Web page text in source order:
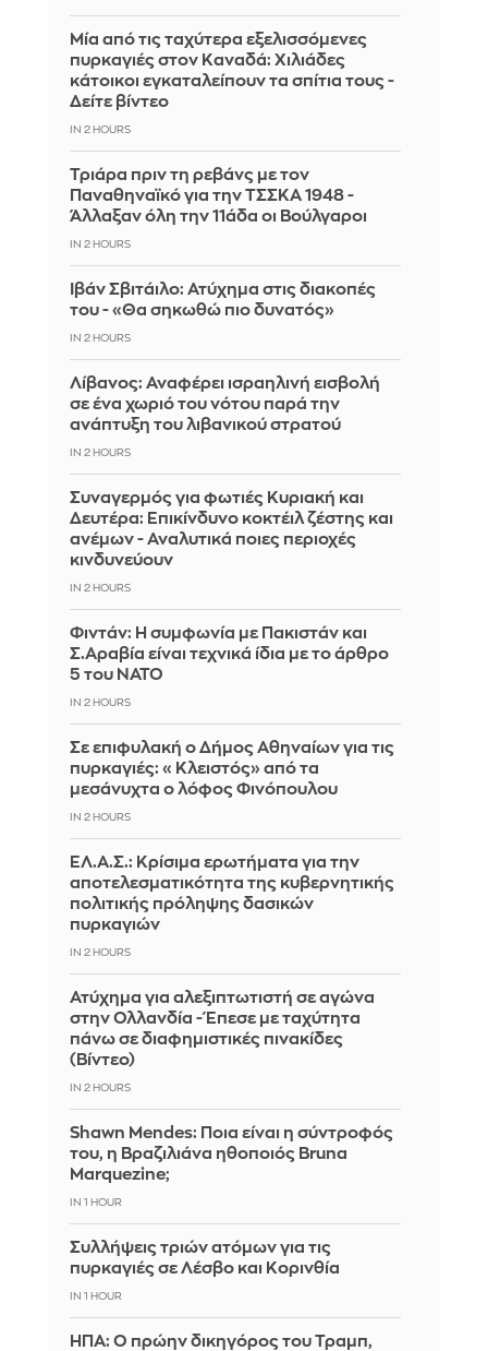
Μία από τις ταχύτερα εξελισσόμενες
πυρκαγιές στον Καναδά: Χιλιάδες
κάτοικοι εγκαταλείπουν τα σπίτια τους -
Δείτε βίντεο
IN 2 HOURS
Τριάρα πριν τη ρεβάνς με τον
Παναθηναϊκό για την ΤΣΣΚΑ 1948 -
Άλλαξαν όλη την 11άδα οι Βούλγαροι
IN 2 HOURS
Ιβάν Σβιτάιλο: Ατύχημα στις διακοπές
του - «Θα σηκωθώ πιο δυνατός»
IN 2 HOURS
Λίβανος: Αναφέρει ισραηλινή εισβολή
σε ένα χωριό του νότου παρά την
ανάπτυξη του λιβανικού στρατού
IN 2 HOURS
Συναγερμός για φωτιές Κυριακή και
Δευτέρα: Επικίνδυνο κοκτέιλ ζέστης και
ανέμων - Αναλυτικά ποιες περιοχές
κινδυνεύουν
IN 2 HOURS
Φιντάν: Η συμφωνία με Πακιστάν και
Σ.Αραβία είναι τεχνικά ίδια με το άρθρο
5 του ΝΑΤΟ
IN 2 HOURS
Σε επιφυλακή ο Δήμος Αθηναίων για τις
πυρκαγιές: «Κλειστός» από τα
μεσάνυχτα ο λόφος Φινόπουλου
IN 2 HOURS
ΕΛ.Α.Σ.: Κρίσιμα ερωτήματα για την
αποτελεσματικότητα της κυβερνητικής
πολιτικής πρόληψης δασικών
πυρκαγιών
IN 2 HOURS
Ατύχημα για αλεξιπτωτιστή σε αγώνα
στην Ολλανδία - Έπεσε με ταχύτητα
πάνω σε διαφημιστικές πινακίδες
(Βίντεο)
IN 2 HOURS
Shawn Mendes: Ποια είναι η σύντροφός
του, η Βραζιλιάνα ηθοποιός Bruna
Marquezine;
IN 1 HOUR
Συλλήψεις τριών ατόμων για τις
πυρκαγιές σε Λέσβο και Κορινθία
IN 1 HOUR
ΗΠΑ: Ο πρώην δικηγόρος του Τραμπ,